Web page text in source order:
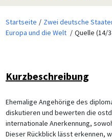
Startseite
Zwei deutsche
Europa und die Welt
Quelle (14/
Kurzbeschreibung
Ehemalige Angehörige des
diskutieren und bewerten die
internationale Anerkennung,
Dieser Rückblick lässt erkennen,